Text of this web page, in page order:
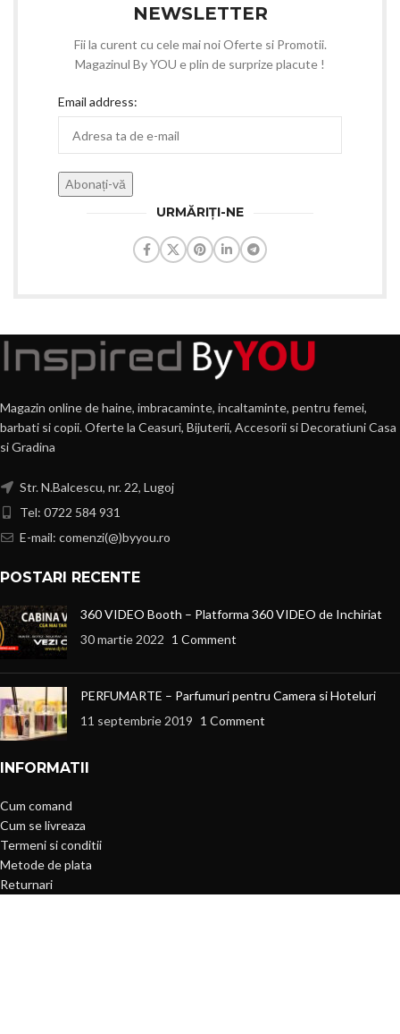
NEWSLETTER
Fii la curent cu cele mai noi Oferte si Promotii.
Magazinul By YOU e plin de surprize placute !
Email address:
URMĂRIȚI-NE
Magazin online de haine, imbracaminte, incaltaminte, pentru femei,
barbati si copii. Oferte la Ceasuri, Bijuterii, Accesorii si Decoratiuni Casa
si Gradina
Str. N.Balcescu, nr. 22, Lugoj
Tel: 0722 584 931
E-mail: comenzi(@)byyou.ro
POSTARI RECENTE
360 VIDEO Booth – Platforma 360 VIDEO de Inchiriat
30 martie 2022 1 Comment
PERFUMARTE – Parfumuri pentru Camera si Hoteluri
11 septembrie 2019 1 Comment
INFORMATII
Cum comand
Cum se livreaza
Termeni si conditii
Metode de plata
Returnari